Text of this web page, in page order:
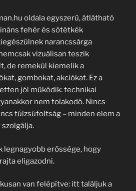
oldala egyszerű, átlátható
fehér és sötétkék
narancssárga
vizuálisan teszik
de remekül kiemelik a
gombokat, akciókat. Ez a
jól működik: technikai
nem tolakodó. Nincs
túlzsúfoltság – minden elem a
legnagyobb erőssége, hogy
eligazodni.
van felépítve: itt találjuk a